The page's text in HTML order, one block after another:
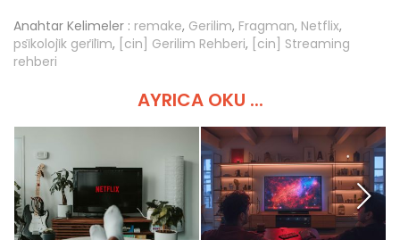
Anahtar Kelimeler : remake, Gerilim, Fragman, Netflix,
psi̇koloji̇k geri̇li̇m, [cin] Gerilim Rehberi, [cin] Streaming
rehberi
AYRICA OKU ...